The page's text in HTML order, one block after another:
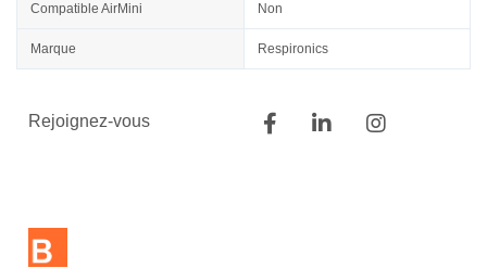
Compatible AirMini Non
Marque Respironics
Rejoignez-vous